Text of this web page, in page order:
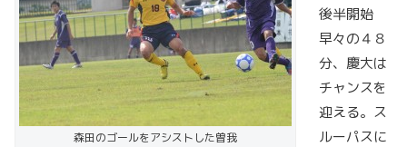
森田のゴールをアシストした曽我
後半開始
早々の４８
分、慶大は
チャンスを
迎える。ス
ルーパスに